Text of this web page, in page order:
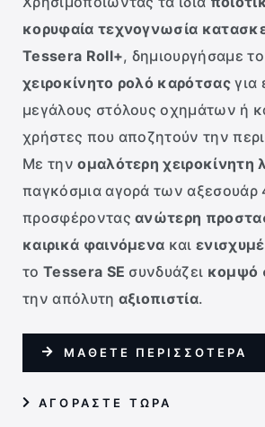
κορυφαία τεχνογνωσία
Tessera Roll+, δημιουργήσαμε το
χειροκίνητο ρολό καρότσας για
μεγάλους στόλους οχημάτων ή
χρήστες που αποζητούν την
Με τηνομαλότερη χειροκίνητη
παγκόσμια αγορά των αξεσουάρ
προσφέρονταςανώτερη
καιρικά φαινόμενα και
το Tessera SE συνδυάζει κομψό
την απόλυτη αξιοπιστία.
ΜΑΘΕΤΕ ΠΕΡΙΣΣΟΤΕΡΑ
AΓΟΡΑΣΤΕ ΤΩΡΑ